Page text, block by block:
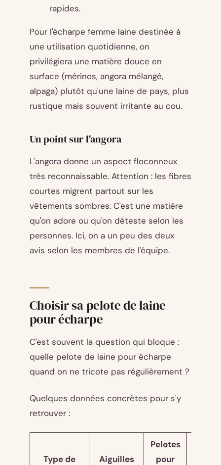
rapides.
Pour l'écharpe femme laine destinée à
une utilisation quotidienne, on
privilégiera une matière douce en
surface (mérinos, angora mélangé,
alpaga) plutôt qu'une laine de pays, plus
rustique mais souvent irritante au cou.
Un point sur l'angora
L'angora donne un aspect floconneux
très reconnaissable. Attention : les fibres
courtes migrent partout sur les
vêtements sombres. C'est une matière
qu'on adore ou qu'on déteste selon les
personnes. Ici, on a un peu des deux
avis selon les membres de l'équipe.
Choisir sa pelote de laine
pour écharpe
C'est souvent la question qui bloque :
quelle pelote de laine pour écharpe
quand on ne tricote pas régulièrement ?
Quelques données concrètes pour s'y
retrouver :
Type de
Aiguilles
Pelotes
pour